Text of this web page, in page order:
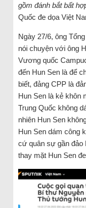
gồm đánh bắt bất
Quốc đe dọa Việt
Ngày 27/6, ông
nói chuyện với ông
Vương quốc
đến Hun Sen là để
biết, đảng CPP là
Hun Sen là kẻ khôn
Trung Quốc không
nhiên Hun Sen
Hun Sen dám công
cứ quân sự gần đảo
thay mặt Hun Sen